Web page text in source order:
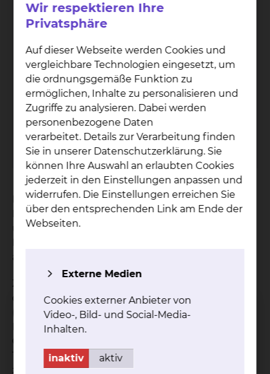
stv. Gleichstellungsbeauftragte
Lea Zötz­sche
Freisestraße 9/10, 38118 Braunschweig
Tel.:+49 531 595 1649
Per E-Mail kontaktieren
Das Gleichstellungsreferat setzt sich für die
Belange aller vertretenden Berufsgruppen ein
und fördert die Gleichstellung von Frauen,
am Klinikum Braunschweig.
Zu allen gleichstellungsrelevanten Themen und
dem Allgemeinen Gleichbehandlungsgesetz
(AGG) bietet die Gleichstellungsbeauftragte
Beratungen, Informationen und Materialien an.
Gerne können Sie sich bei Fragen zu diesen
Themen oder bei allgemeinem Gesprächswunsch,
z.B. in problematischen Lebenssituationen an sie
Wir respektieren Ihre
Privatsphäre
Auf dieser Webseite werden Cookies und
vergleichbare Technologien eingesetzt, um
die ordnungsgemäße Funktion zu
ermöglichen, Inhalte zu personalisieren und
Zugriffe zu analysieren. Dabei werden
personenbezogene Daten
verarbeitet. Details zur Verarbeitung finden
Sie in unserer Datenschutzerklärung. Sie
können Ihre Auswahl an erlaubten Cookies
jederzeit in den Einstellungen anpassen und
widerrufen. Die Einstellungen erreichen Sie
über den entsprechenden Link am Ende der
Webseiten.
Externe Medien
Cookies externer Anbieter von
Video-, Bild- und Social-Media-
Inhalten.
inaktiv aktiv